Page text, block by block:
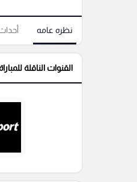
نظره عامه
القنوات الناقلة